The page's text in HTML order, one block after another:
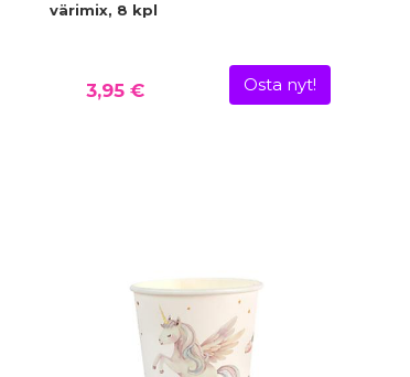
värimix, 8 kpl
3,95 € Osta nyt!